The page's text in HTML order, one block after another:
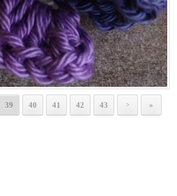
39 40 41 42 43 > »